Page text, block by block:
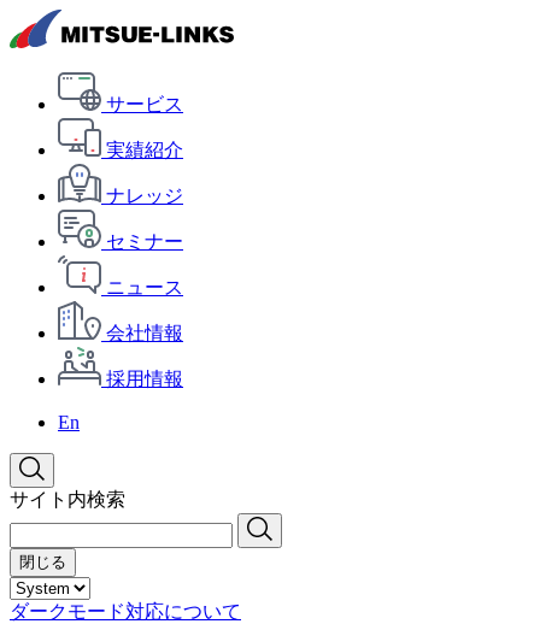
サービス
実績紹介
ナレッジ
セミナー
ニュース
会社情報
採用情報
En
サイト内検索
閉じる
ダークモード対応について